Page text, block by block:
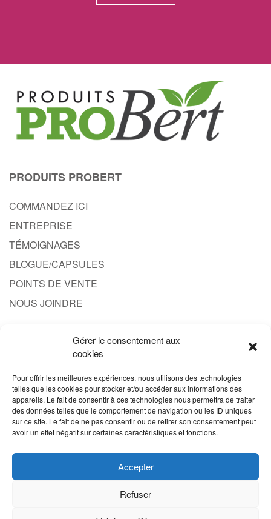
Gérer le consentement aux
cookies
Pour offrir les meilleures expériences, nous utilisons des technologies
telles que les cookies pour stocker et/ou accéder aux informations des
appareils. Le fait de consentir à ces technologies nous permettra de traiter
des données telles que le comportement de navigation ou les ID uniques
sur ce site. Le fait de ne pas consentir ou de retirer son consentement peut
avoir un effet négatif sur certaines caractéristiques et fonctions.
Accepter
Refuser
PRODUITS PROBERT
COMMANDEZ ICI
ENTREPRISE
TÉMOIGNAGES
BLOGUE/CAPSULES
POINTS DE VENTE
NOUS JOINDRE
1.844.608.3777
INFO@PRODUITPROBERT.COM